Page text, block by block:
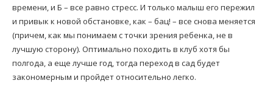
времени, и Б – все равно стресс. И только малыш его пережил
и привык к новой обстановке, как – бац! – все снова меняется
(причем, как мы понимаем с точки зрения ребенка, не в
лучшую сторону). Оптимально походить в клуб хотя бы
полгода, а еще лучше год, тогда переход в сад будет
закономерным и пройдет относительно легко.